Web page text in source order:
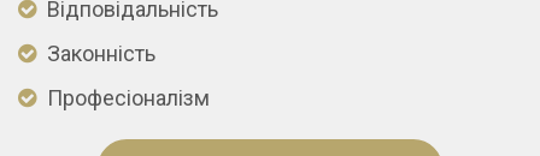
Відповідальність
Законність
Професіоналізм